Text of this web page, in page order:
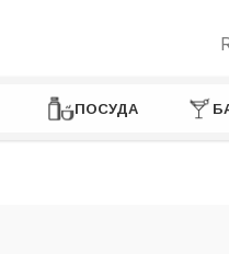
ПОСУДА